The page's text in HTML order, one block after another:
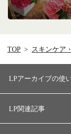
TOP スキンケア
LPアーカイブの使
LP関連記事